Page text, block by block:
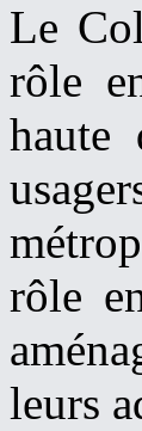
Le
rôle
haute
rôle
leurs